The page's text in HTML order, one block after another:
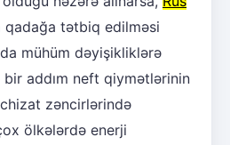
qadağa tətbiq edilməsi
mühüm dəyişikliklərə
addım neft qiymətlərinin
zəncirlərində
ölkələrdə enerji